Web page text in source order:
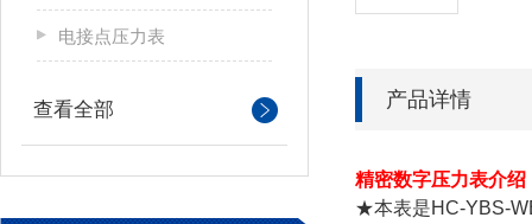
电接点压力表
查看全部 产品详情
精密数字压力表介绍
★本表是HC-YBS-